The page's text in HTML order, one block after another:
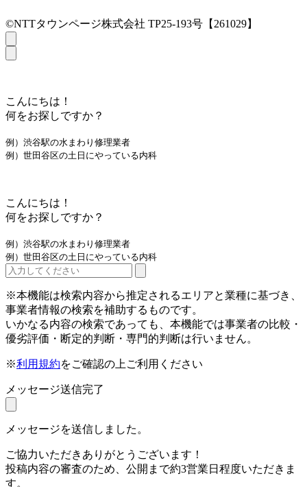
©NTTタウンページ株式会社 TP25-193号【261029】
こんにちは！
何をお探しですか？
例）渋谷駅の水まわり修理業者
例）世田谷区の土日にやっている内科
こんにちは！
何をお探しですか？
例）渋谷駅の水まわり修理業者
例）世田谷区の土日にやっている内科
※本機能は検索内容から推定されるエリアと業種に基づき、
事業者情報の検索を補助するものです。
いかなる内容の検索であっても、本機能では事業者の比較・
優劣評価・断定的判断・専門的判断は行いません。
※利用規約をご確認の上ご利用ください
メッセージ送信完了
メッセージを送信しました。
ご協力いただきありがとうございます！
投稿内容の審査のため、公開まで約3営業日程度いただきま
す。